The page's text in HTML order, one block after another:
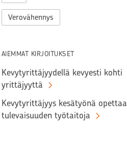
Verovähennys
AIEMMAT KIRJOITUKSET
Kevytyrittäjyydellä kevyesti kohti
yrittäjyyttä
Kevytyrittäjyys kesätyönä opettaa
tulevaisuuden työtaitoja